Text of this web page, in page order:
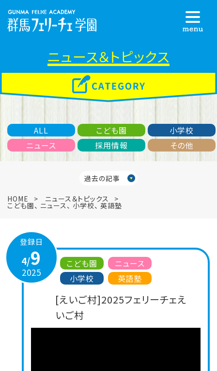
ニュース＆トピックス
ALL こども園
小学校
ニュース
採用情報 その他
HOME ニュース＆トピックス
こども園、 ニュース、 小学校、 英語塾
過去の記事
登録日
4/9
2025
こども園
ニュース
小学校
英語塾
[えいご村]2025フェリーチェえ
いご村